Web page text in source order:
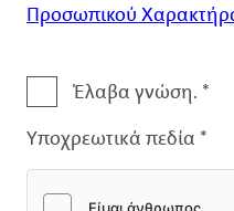
Προσωπικού
Αποποίηση
ευθύνης
Έλαβα γνώση. *
Υποχρεωτικά πεδία *